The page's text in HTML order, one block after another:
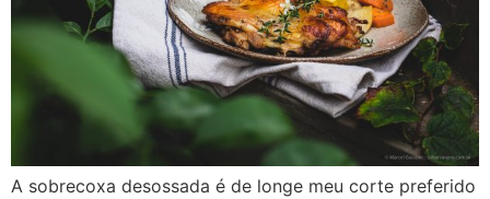
A sobrecoxa desossada é de longe meu corte preferido